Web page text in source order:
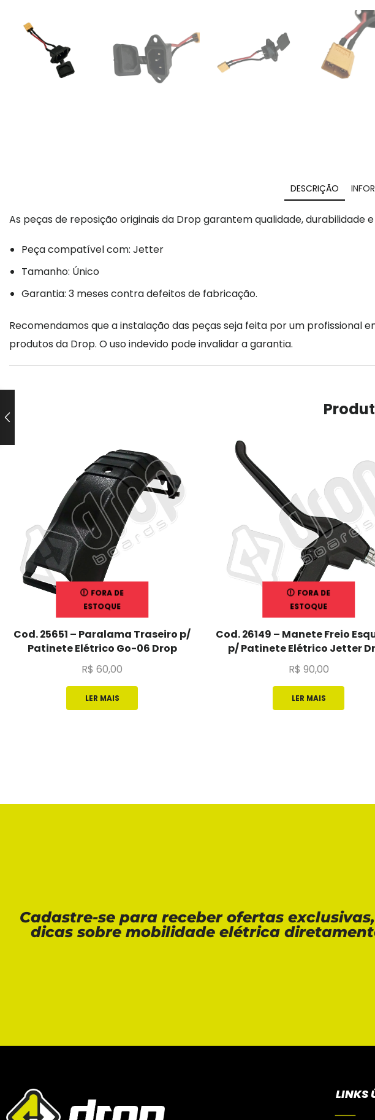
DESCRIÇÃO
As peças de reposição originais da Drop garantem qualidade, durabilidade
Peça compatível com: Jetter
Tamanho: Único
Garantia: 3 meses contra defeitos de fabricação.
Recomendamos que a instalação das peças seja feita por um profissional
produtos da Drop. O uso indevido pode invalidar a garantia.
FORA DE
ESTOQUE
Cod. 25651 – Paralama Traseiro p/
Patinete Elétrico Go-06 Drop
R$ 60,00
LER MAIS
FORA DE
ESTOQUE
Cod. 26149 – Manete Freio
p/ Patinete Elétrico Jetter
R$ 90,00
LER MAIS
Cadastre-se para receber ofertas
dicas sobre mobilidade elétrica
LINKS